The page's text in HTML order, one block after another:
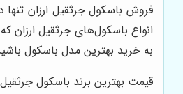
فروش باسکول جرثقیل ارزان
انواع باسکول‌های جرثقیل ارزان
به خرید بهترین مدل باسکول
قیمت بهترین برند باسکول جرثقیل